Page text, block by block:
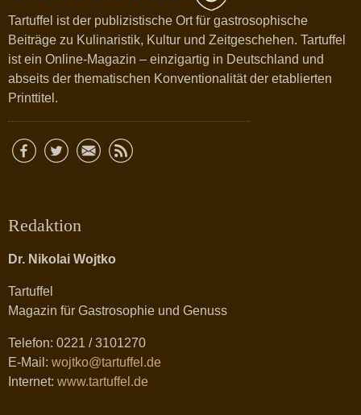
Tartuffel ist der publizistische Ort für gastrosophische
Beiträge zu Kulinaristik, Kultur und Zeitgeschehen. Tartuffel
ist ein Online-Magazin – einzigartig in Deutschland und
abseits der thematischen Konventionalität der etablierten
Printtitel.
Redaktion
Dr. Nikolai Wojtko
Tartuffel
Magazin für Gastrosophie und Genuss
Telefon: 0221 / 3101270
E-Mail: wojtko@tartuffel.de
Internet: www.tartuffel.de